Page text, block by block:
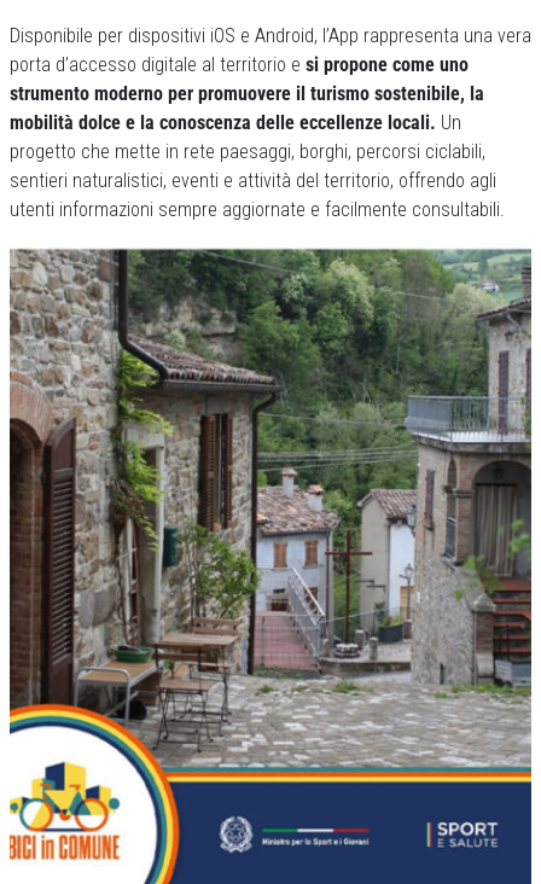
Disponibile per dispositivi iOS e Android, l’App rappresenta una vera
porta d’accesso digitale al territorio e si propone come uno
strumento moderno per promuovere il turismo sostenibile, la
mobilità dolce e la conoscenza delle eccellenze locali. Un
progetto che mette in rete paesaggi, borghi, percorsi ciclabili,
sentieri naturalistici, eventi e attività del territorio, offrendo agli
utenti informazioni sempre aggiornate e facilmente consultabili.